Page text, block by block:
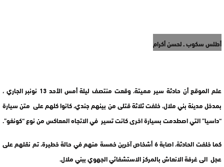
أطلس سكوب ـ لحسن أكرام
علم الموقع أن حادثة سير مميتة، وقعت منتصف ليلة أمس الأحد 13 نونبر الجاري ،
بمدخل مدينة بني ملال، خلفت ثلاثة قتلى من بينهم جندي، كانوا كلهم على متن سيارة
“داسيا” التي اصطدمت بسيارة اخرى كانت تسير في الاتجاه المعاكس من نوع “كونغو”.
كما خلفت الحادثة، اصابة 6 أشخاص آخرين خمسة منهم في حالة خطيرة، تم نقلهم على
عجل الى غرفة الانعاش بالمركز الاستشفائي الجهوي ببني ملال.